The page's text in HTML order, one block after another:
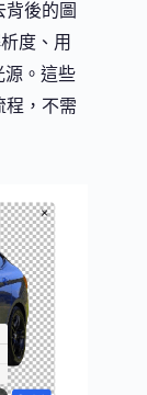
後的圖
度、用
源。這些
程，不需